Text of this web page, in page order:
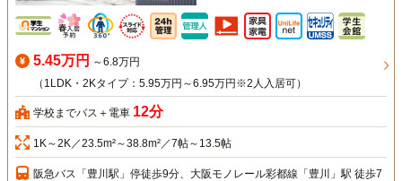
5.45万円 ～6.8万円
（1LDK・2Kタイプ：5.95万円～6.95万円※2人入居可）
学校までバス＋電車 12分
1K～2K／23.5m²～38.8m²／7帖～13.5帖
阪急バス「豊川駅」停徒歩9分、大阪モノレール彩都線「豊川」駅 徒歩7